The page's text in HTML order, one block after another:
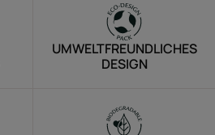
UMWELTFREUNDLICHES
DESIGN